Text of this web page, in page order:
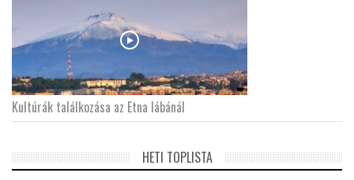
Kultúrák találkozása az Etna lábánál
HETI TOPLISTA